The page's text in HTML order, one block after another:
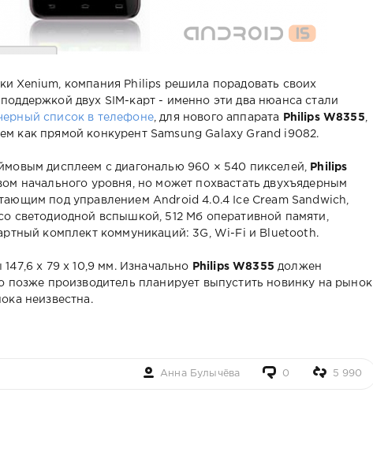
Xenium, компания Philips решила порадовать своих
двух SIM-карт - именно эти два нюанса стали
список в телефоне, для нового аппарата Philips W8355
как прямой конкурент Samsung Galaxy Grand i9082.
дисплеем с диагональю 960 × 540 пикселей,
Philips
начального уровня, но может похвастать двухъядерным
под управлением Android 4.0.4 Ice Cream Sandwich,
светодиодной вспышкой, 512 Мб оперативной памяти,
комплект коммуникаций: 3G, Wi-Fi и Bluetooth.
x 79 x 10,9 мм. Изначально Philips W8355 должен
позже производитель планирует выпустить новинку на рынок
неизвестна.
Анна Булычёва 0 5 990